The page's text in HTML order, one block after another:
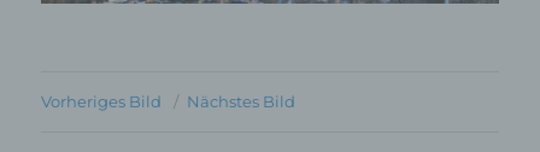
Vorheriges Bild Nächstes Bild